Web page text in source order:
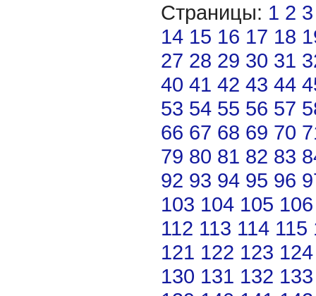
Страницы: 1 2 3
14 15 16 17 18
27 28 29 30 31
40 41 42 43 44
53 54 55 56 57
66 67 68 69 70
79 80 81 82 83
92 93 94 95 96
103 104 105 106
112 113 114 115
121 122 123 124
130 131 132 133